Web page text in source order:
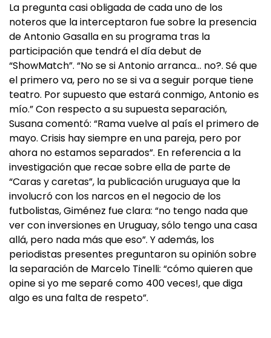
La pregunta casi obligada de cada uno de los
noteros que la interceptaron fue sobre la presencia
de Antonio Gasalla en su programa tras la
participación que tendrá el día debut de
“ShowMatch”. “No se si Antonio arranca… no?. Sé que
el primero va, pero no se si va a seguir porque tiene
teatro. Por supuesto que estará conmigo, Antonio es
mío.” Con respecto a su supuesta separación,
Susana comentó: “Rama vuelve al país el primero de
mayo. Crisis hay siempre en una pareja, pero por
ahora no estamos separados”. En referencia a la
investigación que recae sobre ella de parte de
“Caras y caretas”, la publicación uruguaya que la
involucró con los narcos en el negocio de los
futbolistas, Giménez fue clara: “no tengo nada que
ver con inversiones en Uruguay, sólo tengo una casa
allá, pero nada más que eso”. Y además, los
periodistas presentes preguntaron su opinión sobre
la separación de Marcelo Tinelli: “cómo quieren que
opine si yo me separé como 400 veces!, que diga
algo es una falta de respeto”.